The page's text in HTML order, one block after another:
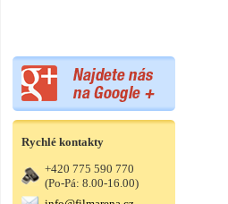
Rychlé kontakty
+420 775 590 770
(Po-Pá: 8.00-16.00)